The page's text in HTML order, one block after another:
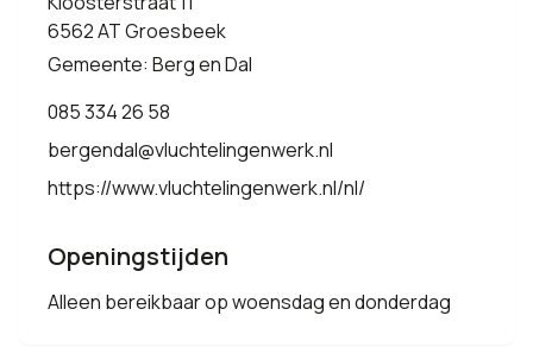
6562 AT Groesbeek
Gemeente: Berg en Dal
085 334 26 58
bergendal@vluchtelingenwerk.nl
https://www.vluchtelingenwerk.nl/nl/
Openingstijden
Alleen bereikbaar op woensdag en donderdag